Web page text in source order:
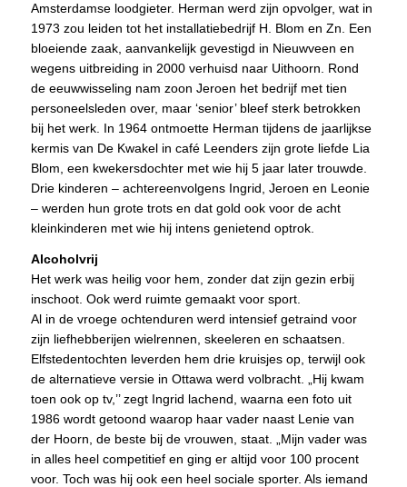
Amsterdamse loodgieter. Herman werd zijn opvolger, wat in
1973 zou leiden tot het installatiebedrijf H. Blom en Zn. Een
bloeiende zaak, aanvankelijk gevestigd in Nieuwveen en
wegens uitbreiding in 2000 verhuisd naar Uithoorn. Rond
de eeuwwisseling nam zoon Jeroen het bedrijf met tien
personeelsleden over, maar ‘senior’ bleef sterk betrokken
bij het werk. In 1964 ontmoette Herman tijdens de jaarlijkse
kermis van De Kwakel in café Leenders zijn grote liefde Lia
Blom, een kwekersdochter met wie hij 5 jaar later trouwde.
Drie kinderen – achtereenvolgens Ingrid, Jeroen en Leonie
– werden hun grote trots en dat gold ook voor de acht
kleinkinderen met wie hij intens genietend optrok.
Alcoholvrij
Het werk was heilig voor hem, zonder dat zijn gezin erbij
inschoot. Ook werd ruimte gemaakt voor sport.
Al in de vroege ochtenduren werd intensief getraind voor
zijn liefhebberijen wielrennen, skeeleren en schaatsen.
Elfstedentochten leverden hem drie kruisjes op, terwijl ook
de alternatieve versie in Ottawa werd volbracht. „Hij kwam
toen ook op tv,’’ zegt Ingrid lachend, waarna een foto uit
1986 wordt getoond waarop haar vader naast Lenie van
der Hoorn, de beste bij de vrouwen, staat. „Mijn vader was
in alles heel competitief en ging er altijd voor 100 procent
voor. Toch was hij ook een heel sociale sporter. Als iemand